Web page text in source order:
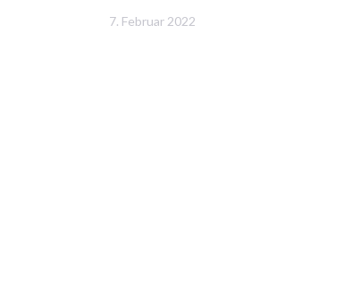
7. Februar 2022